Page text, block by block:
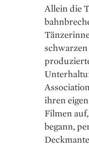
Allein die
ihren
Filmen
begann,